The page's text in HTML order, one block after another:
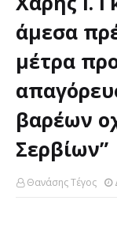
άμεσα
μέτρα
βαρέων
Σερβίων”
Θανάσης Τέγος